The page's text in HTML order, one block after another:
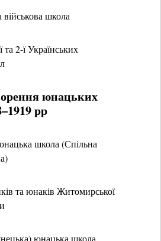
військова школа
2-ї Українських
юнацьких
рр
школа (Спільна
та юнаків Житомирської
юнацька школа,